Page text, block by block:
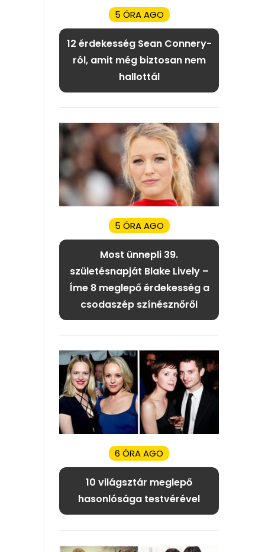
5 ÓRA AGO
12 érdekesség Sean Connery-
ról, amit még biztosan nem
hallottál
5 ÓRA AGO
Most ünnepli 39.
születésnapját Blake Lively –
Íme 8 meglepő érdekesség a
csodaszép színésznőről
6 ÓRA AGO
10 világsztár meglepő
hasonlósága testvérével